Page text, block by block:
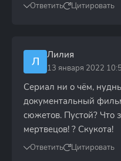
Ответить Цитировать
Л Лилия
13 января 2022
Сериал ни о чём,
документальный
сюжетов. Пустой? Что
мертвецов! ? Скукота!
Ответить Цитировать